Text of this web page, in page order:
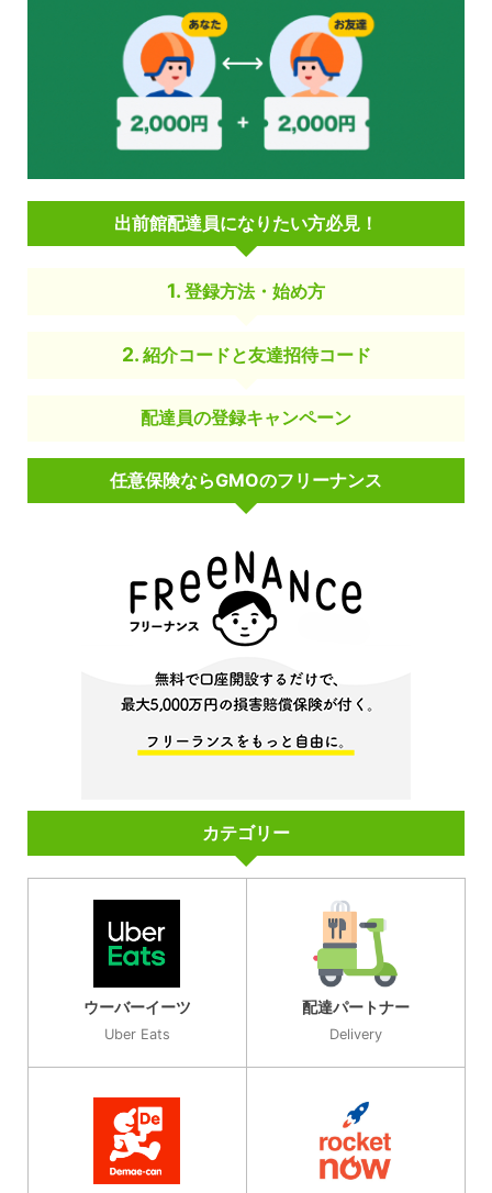
出前館配達員になりたい方必見！
登録方法・始め方
紹介コードと友達招待コード
配達員の登録キャンペーン
任意保険ならGMOのフリーナンス
カテゴリー
ウーバーイーツ
Uber Eats
配達パートナー
Delivery